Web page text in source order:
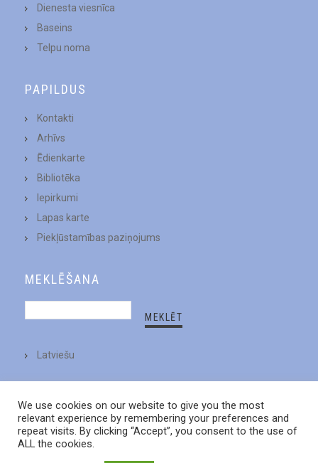
Dienesta viesnīca
Baseins
Telpu noma
PAPILDUS
Kontakti
Arhīvs
Ēdienkarte
Bibliotēka
Iepirkumi
Lapas karte
Piekļūstamības paziņojums
MEKLĒŠANA
Latviešu
We use cookies on our website to give you the most
relevant experience by remembering your preferences and
repeat visits. By clicking “Accept”, you consent to the use of
ALL the cookies.